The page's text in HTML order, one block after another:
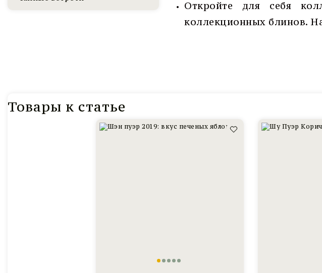
Откройте для себя
коллекционных блинов.
Товары к статье
Шэн
Пуэр
Шу
Пуэр